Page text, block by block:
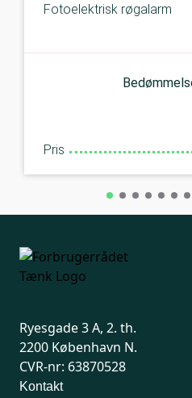
Fotoelektrisk røgalarm
Pris
Ryesgade 3 A, 2. th.
2200 København N.
CVR-nr: 63870528
Kontakt